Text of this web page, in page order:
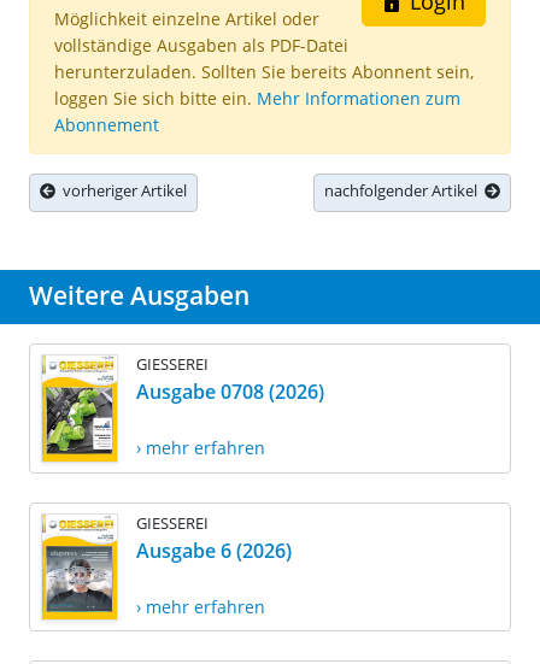
Möglichkeit einzelne Artikel oder
vollständige Ausgaben als PDF-Datei
herunterzuladen. Sollten Sie bereits Abonnent sein,
loggen Sie sich bitte ein. Mehr Informationen zum
Abonnement
vorheriger Artikel nachfolgender Artikel
Weitere Ausgaben
GIESSEREI
Ausgabe 0708 (2026)
› mehr erfahren
GIESSEREI
Ausgabe 6 (2026)
› mehr erfahren